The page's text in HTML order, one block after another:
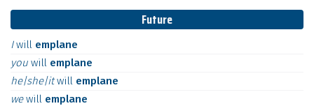
Future
Iwill emplane
you will emplane
he|she|itwill emplane
wewill emplane